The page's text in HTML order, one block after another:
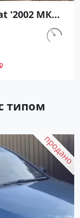
'2002 МКПП
200000
на сайте
км.
типом